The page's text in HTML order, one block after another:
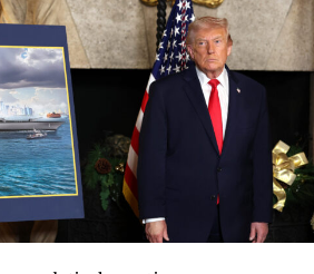
un contract masiv de 4,6
și un acord suplimentar de
viitoare, oficialii americani
a nu depinde de o singură
că nucleul acestei noi etape
Prin explorarea unor
Forța Spațială urmărește să